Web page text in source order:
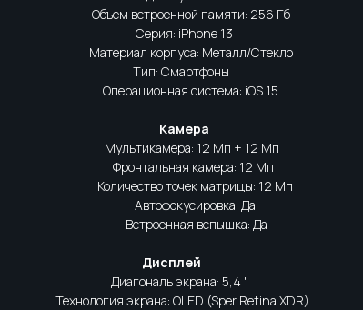
Объем встроенной памяти: 256 Гб
Серия: iPhone 13
Материал корпуса: Металл/Стекло
Тип: Смартфоны
Операционная система: iOS 15
Камера
Мультикамера: 12 Мп + 12 Мп
Фронтальная камера: 12 Мп
Количество точек матрицы: 12 Mп
Автофокусировка: Да
Встроенная вспышка: Да
Дисплей
Диагональ экрана: 5,4 "
Технология экрана: OLED (Sper Retina XDR)